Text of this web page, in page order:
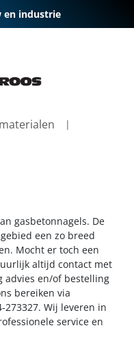
en industrie
gasbetonnagels. De
een zo breed
Mocht er toch een
altijd contact met
advies en/of bestelling
bereiken via
273327. Wij leveren in
service en